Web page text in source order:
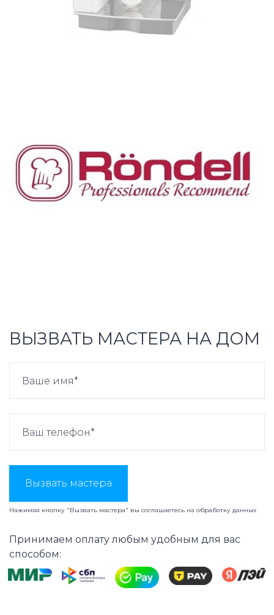
ВЫЗВАТЬ МАСТЕРА НА ДОМ
Вызвать мастера
Нажимая кнопку "Вызвать мастера" вы соглашаетесь на обработку данных
Принимаем оплату любым удобным для вас
способом: